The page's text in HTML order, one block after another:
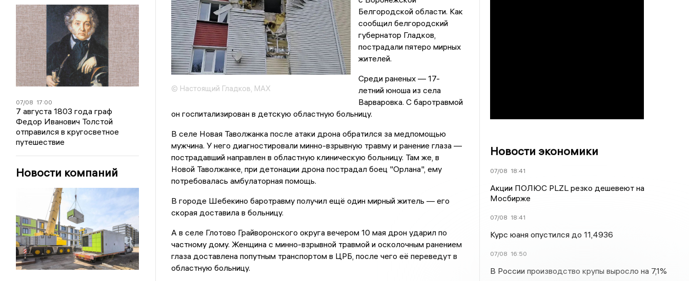
07/08 17:00
7 августа 1803 года граф
Федор Иванович Толстой
отправился в кругосветное
путешествие
Новости компаний
© Настоящий Гладков, MAX
Белгородской области. Как
сообщил белгородский
губернатор Гладков,
пострадали пятеро мирных
жителей.
Среди раненых — 17-
летний юноша из села
Варваровка. С баротравмой
он госпитализирован в детскую областную больницу.
В селе Новая Таволжанка после атаки дрона обратился за медпомощью
мужчина. У него диагностировали минно-взрывную травму и ранение глаза —
пострадавший направлен в областную клиническую больницу. Там же, в
Новой Таволжанке, при детонации дрона пострадал боец "Орлана", ему
потребовалась амбулаторная помощь.
В городе Шебекино баротравму получил ещё один мирный житель — его
скорая доставила в больницу.
А в селе Глотово Грайворонского округа вечером 10 мая дрон ударил по
частному дому. Женщина с минно-взрывной травмой и осколочным ранением
глаза доставлена попутным транспортом в ЦРБ, после чего её переведут в
областную больницу.
Новости экономики
07/08 18:41
Акции ПОЛЮС PLZL резко дешевеют на
Мосбирже
07/08 18:41
Курс юаня опустился до 11,4936
07/08 16:50
В России производство крупы выросло на 7,1%